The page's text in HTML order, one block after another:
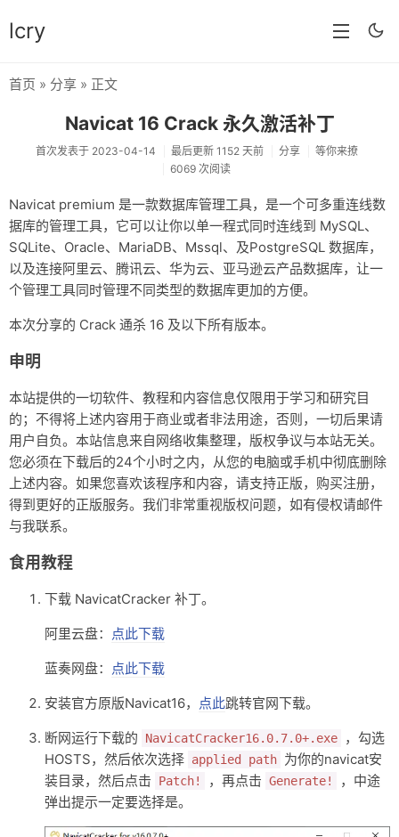
lcry
分享
技术
教程
生活
AI
留言
友链
关于
首页 » 分享 » 正文
Navicat 16 Crack 永久激活补丁
首次发表于 2023-04-14 最后更新 1152 天前 分享
等你来撩
6069 次阅读
Navicat premium 是一款数据库管理工具，是一个可多重连线数
据库的管理工具，它可以让你以单一程式同时连线到 MySQL、
SQLite、Oracle、MariaDB、Mssql、及PostgreSQL 数据库，
以及连接阿里云、腾讯云、华为云、亚马逊云产品数据库，让一
个管理工具同时管理不同类型的数据库更加的方便。
本次分享的 Crack 通杀 16 及以下所有版本。
申明
本站提供的一切软件、教程和内容信息仅限用于学习和研究目
的；不得将上述内容用于商业或者非法用途，否则，一切后果请
用户自负。本站信息来自网络收集整理，版权争议与本站无关。
您必须在下载后的24个小时之内，从您的电脑或手机中彻底删除
上述内容。如果您喜欢该程序和内容，请支持正版，购买注册，
得到更好的正版服务。我们非常重视版权问题，如有侵权请邮件
与我联系。
食用教程
下载 NavicatCracker 补丁。
阿里云盘： 点此下载
蓝奏网盘： 点此下载
安装官方原版Navicat16， 点此跳转官网下载。
断网运行下载的 NavicatCracker16.0.7.0+.exe
，勾选
HOSTS，然后依次选择 applied path 为你的navicat安
装目录，然后点击
Patch! ，再点击 Generate!
，中途
弹出提示一定要选择是。